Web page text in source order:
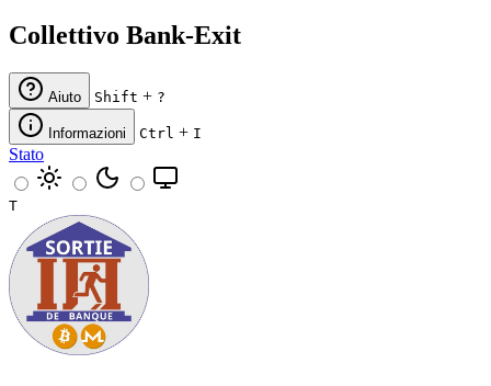
Collettivo Bank-Exit
Aiuto Shift + ?
Informazioni Ctrl + I
Stato
T